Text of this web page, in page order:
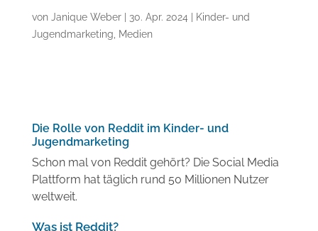
von Janique Weber| 30. Apr. 2024
Kinder- und
Jugendmarketing
Medien
Die Rolle von Reddit im Kinder- und
Jugendmarketing
Schon mal von Reddit gehört? Die Social Media
Plattform hat täglich rund 50 Millionen Nutzer
weltweit.
Was ist Reddit?